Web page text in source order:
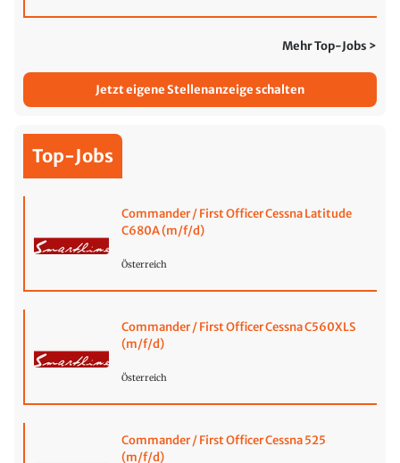
Mehr Top-Jobs >
Jetzt eigene Stellenanzeige schalten
Top-Jobs
Commander / First Officer Cessna Latitude
C680A (m/f/d)
Österreich
Commander / First Officer Cessna C560XLS
(m/f/d)
Österreich
Commander / First Officer Cessna 525
(m/f/d)